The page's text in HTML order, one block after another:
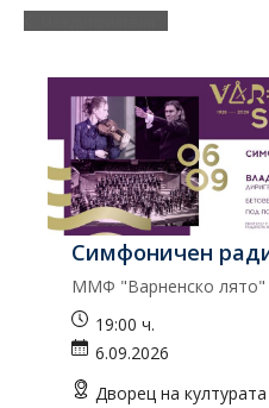
Симфоничен
ММФ "Варненско лято"
19:00 ч.
6.09.2026
Дворец на